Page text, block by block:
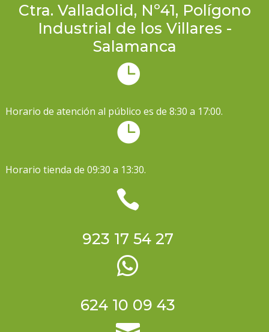
Ctra. Valladolid, Nº41, Polígono
Industrial de los Villares -
Salamanca

Horario de atención al público es de 8:30 a 17:00.

Horario tienda de 09:30 a 13:30.

923 17 54 27

624 10 09 43